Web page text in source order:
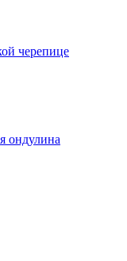
черепице
ондулина